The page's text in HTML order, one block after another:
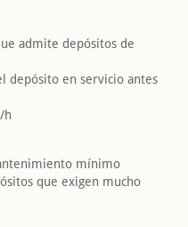
admite depósitos de
depósito en servicio antes
h
mínimo
que exigen mucho